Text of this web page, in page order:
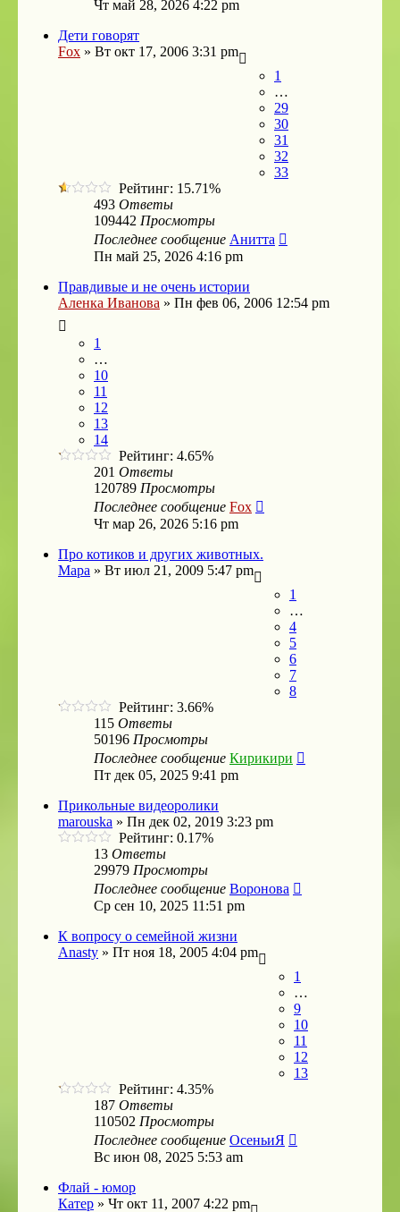
Чт май 28, 2026 4:22 pm
Дети говорят
Fox » Вт окт 17, 2006 3:31 pm
1
…
29
30
31
32
33
Рейтинг: 15.71%
493 Ответы
109442 Просмотры
Последнее сообщение Анитта
Пн май 25, 2026 4:16 pm
Правдивые и не очень истории
Аленка Иванова » Пн фев 06, 2006 12:54 pm
1
…
10
11
12
13
14
Рейтинг: 4.65%
201 Ответы
120789 Просмотры
Последнее сообщение Fox
Чт мар 26, 2026 5:16 pm
Про котиков и других животных.
Мара » Вт июл 21, 2009 5:47 pm
1
…
4
5
6
7
8
Рейтинг: 3.66%
115 Ответы
50196 Просмотры
Последнее сообщение Кирикири
Пт дек 05, 2025 9:41 pm
Прикольные видеоролики
marouska » Пн дек 02, 2019 3:23 pm
Рейтинг: 0.17%
13 Ответы
29979 Просмотры
Последнее сообщение Воронова
Ср сен 10, 2025 11:51 pm
К вопросу о семейной жизни
Anasty » Пт ноя 18, 2005 4:04 pm
1
…
9
10
11
12
13
Рейтинг: 4.35%
187 Ответы
110502 Просмотры
Последнее сообщение ОсеньиЯ
Вс июн 08, 2025 5:53 am
Флай - юмор
Катер » Чт окт 11, 2007 4:22 pm